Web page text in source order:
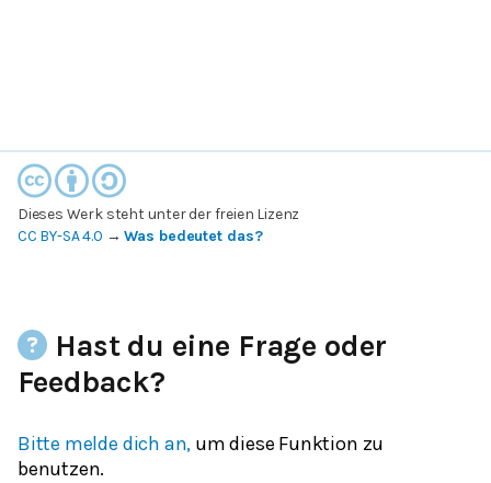
Dieses Werk steht unter der freien Lizenz
CC BY-SA 4.0 →Was bedeutet das?
Hast du eine Frage oder
Feedback?
Bitte melde dich an, um diese Funktion zu
benutzen.